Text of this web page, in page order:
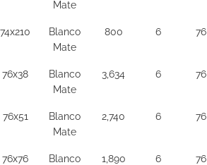
Mate
74x210
Blanco
Mate
800 6 76
76x38
Blanco
Mate
3,634 6 76
76x51
Blanco
Mate
2,740 6 76
76x76
Blanco
1,890 6 76